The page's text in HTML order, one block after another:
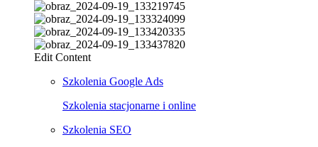
Edit Content
Szkolenia Google Ads
Szkolenia stacjonarne i online
Szkolenia SEO